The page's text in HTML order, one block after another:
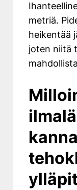
metriä.
heikentää
joten niitä